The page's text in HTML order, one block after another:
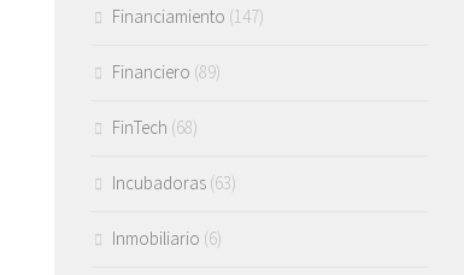
Financiamiento (147)
Financiero (89)
FinTech (68)
Incubadoras (63)
Inmobiliario (6)